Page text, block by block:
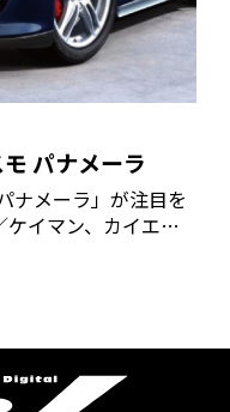
パナメーラ
ナメーラ」が注目を
イマン、カイエン
でにないスポー